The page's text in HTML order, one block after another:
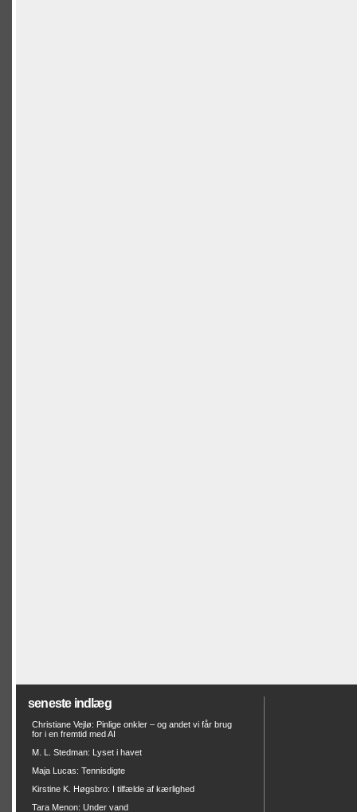
seneste indlæg
Christiane Vejlø: Pinlige onkler – og andet vi får brug
for i en fremtid med AI
M. L. Stedman: Lyset i havet
Maja Lucas: Tennisdigte
Kirstine K. Høgsbro: I tilfælde af kærlighed
Tara Menon: Under vand